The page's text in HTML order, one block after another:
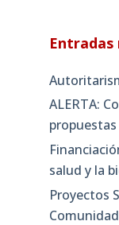
ALERTA:
salud y la
Proyectos